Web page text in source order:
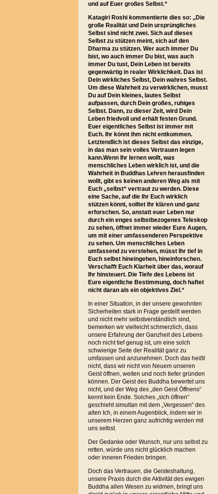
und auf Euer großes Selbst.“
Katagiri Roshi kommentierte dies so: „Die
große Realität und Dein ursprüngliches
Selbst sind nicht zwei. Sich auf dieses
Selbst zu stützen meint, sich auf den
Dharma zu stützen. Wer auch immer Du
bist, wo auch immer Du bist, was auch
immer Du tust, Dein Leben ist bereits
gegenwärtig in realer Wirklichkeit. Das ist
Dein wirkliches Selbst, Dein wahres Selbst.
Um diese Wahrheit zu verwirklichen, musst
Du auf Dein kleines, lautes Selbst
aufpassen, durch Dein großes, ruhiges
Selbst. Dann, zu dieser Zeit, wird Dein
Leben friedvoll und erhält festen Grund.
Euer eigentliches Selbst ist immer mit
Euch. Ihr könnt ihm nicht entkommen.
Letztendlich ist dieses Selbst das einzige,
in das man sein volles Vertrauen legen
kann.Wenn Ihr lernen wollt, was
menschliches Leben wirklich ist, und die
Wahrheit in Buddhas Lehren herausfinden
wollt, gibt es keinen anderen Weg als mit
Euch „selbst“ vertraut zu werden. Diese
eine Sache, auf die Ihr Euch wirklich
stützen könnt, solltet Ihr klären und ganz
erforschen. So, anstatt euer Leben nur
durch ein enges selbstbezogenes Teleskop
zu sehen, öffnet immer wieder Eure Augen,
um mit einer umfassenderen Perspektive
zu sehen. Um menschliches Leben
umfassend zu verstehen, müsst Ihr tief in
Euch selbst hineingehen, hineinforschen.
Verschafft Euch Klarheit über das, worauf
Ihr hinsteuert. Die Tiefe des Lebens ist
Eure eigentliche Bestimmung, doch haftet
nicht daran als ein objektives Ziel.“
In einer Situation, in der unsere gewohnten
Sicherheiten stark in Frage gestellt werden
und nicht mehr selbstverständlich sind,
bemerken wir vielleicht schmerzlich, dass
unsere Erfahrung der Ganzheit des Lebens
noch nicht tief genug ist, um eine solch
schwierige Seite der Realität ganz zu
umfassen und anzunehmen. Doch das heißt
nicht, dass wir nicht von Neuem unseren
Geist öffnen, weiten und noch tiefer gründen
können. Der Geist des Buddha bewertet uns
nicht, und der Weg des „den Geist Öffnens“
kennt kein Ende. Solches „sich öffnen“
geschieht simultan mit dem „Vergessen“ des
alten Ich, in einem Augenblick, indem wir in
unserem Herzen ganz aufrichtig werden mit
uns selbst.
Der Gedanke oder Wunsch, nur uns selbst zu
retten, würde uns nicht glücklich machen
oder inneren Frieden bringen.
Doch das Vertrauen, die Geisteshaltung,
unsere Praxis durch die Aktivität des ewigen
Buddha allen Wesen zu widmen, bringt uns